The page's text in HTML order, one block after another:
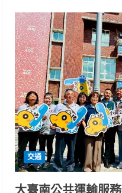
交通
大臺南公共運輸服